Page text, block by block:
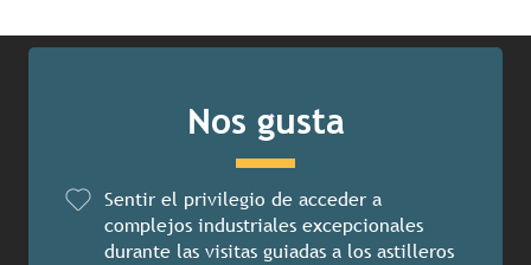
Nos gusta
Sentir el privilegio de acceder a
complejos industriales excepcionales
durante las visitas guiadas a los astilleros